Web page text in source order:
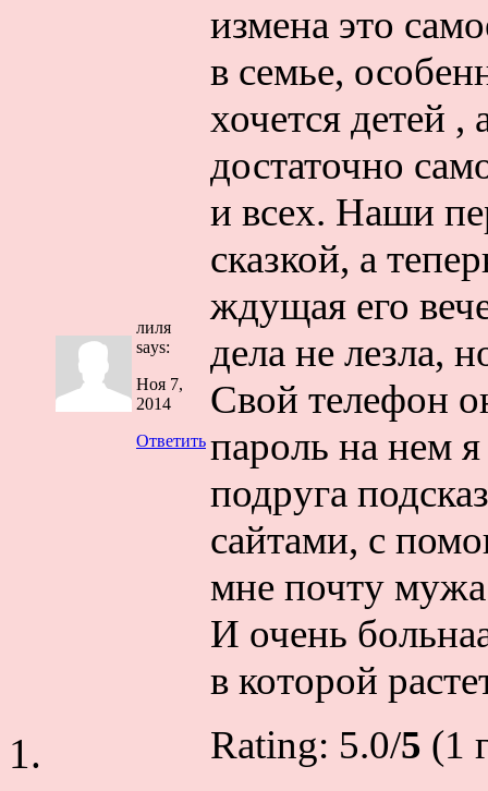
лиля
says:
Ноя 7,
2014
Ответить
измена это
в семье,
хочется детей
достаточно
и всех. Наши
сказкой, а
ждущая его
дела не лезла,
Свой телефон
пароль на нем
подруга
сайтами, с
мне почту мужа
И очень
в которой
Rating: 5.0/5 (1